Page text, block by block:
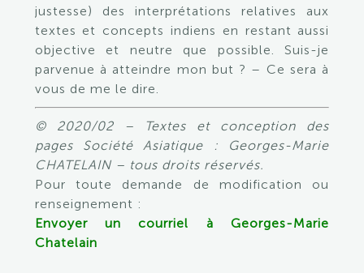
justesse) des interprétations relatives aux
textes et concepts indiens en restant aussi
objective et neutre que possible. Suis-je
parvenue à atteindre mon but ? – Ce sera à
vous de me le dire.
© 2020/02 – Textes et conception des
pages Société Asiatique : Georges-Marie
CHATELAIN – tous droits réservés.
Pour toute demande de modification ou
renseignement :
Envoyer un courriel à Georges-Marie
Chatelain